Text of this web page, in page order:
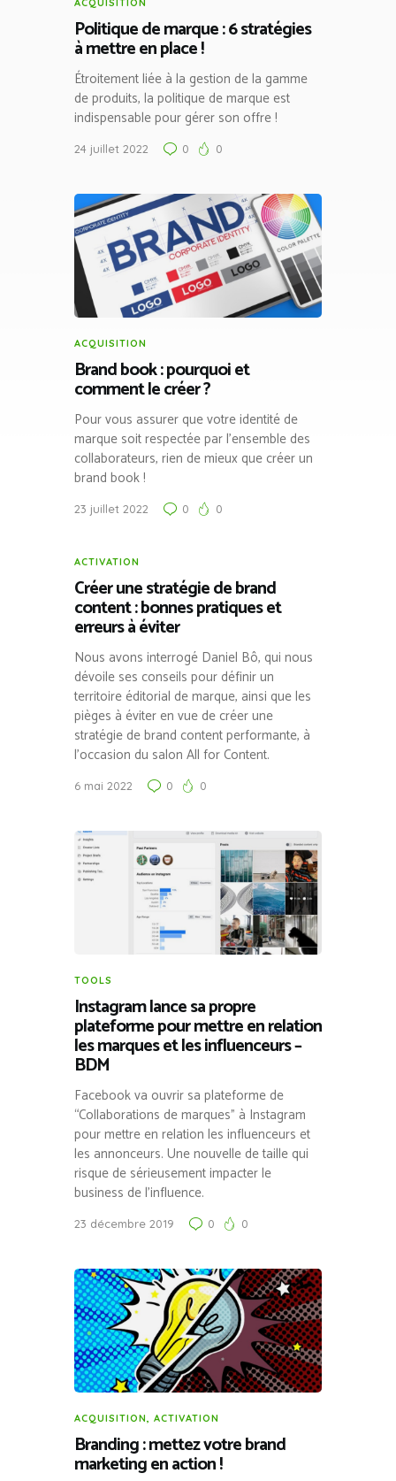
Politique de marque : 6 stratégies
à mettre en place !
Étroitement liée à la gestion de la gamme
de produits, la politique de marque est
indispensable pour gérer son offre !
24 juillet 2022 0 0
ACQUISITION
Brand book : pourquoi et
comment le créer ?
Pour vous assurer que votre identité de
marque soit respectée par l’ensemble des
collaborateurs, rien de mieux que créer un
brand book !
23 juillet 2022 0 0
ACTIVATION
Créer une stratégie de brand
content : bonnes pratiques et
erreurs à éviter
Nous avons interrogé Daniel Bô, qui nous
dévoile ses conseils pour définir un
territoire éditorial de marque, ainsi que les
pièges à éviter en vue de créer une
stratégie de brand content performante, à
l’occasion du salon All for Content.
6 mai 2022 0 0
TOOLS
Instagram lance sa propre
plateforme pour mettre en relation
les marques et les influenceurs –
BDM
Facebook va ouvrir sa plateforme de
“Collaborations de marques” à Instagram
pour mettre en relation les influenceurs et
les annonceurs. Une nouvelle de taille qui
risque de sérieusement impacter le
business de l’influence.
23 décembre 2019 0 0
ACQUISITION, ACTIVATION
Branding : mettez votre brand
marketing en action !